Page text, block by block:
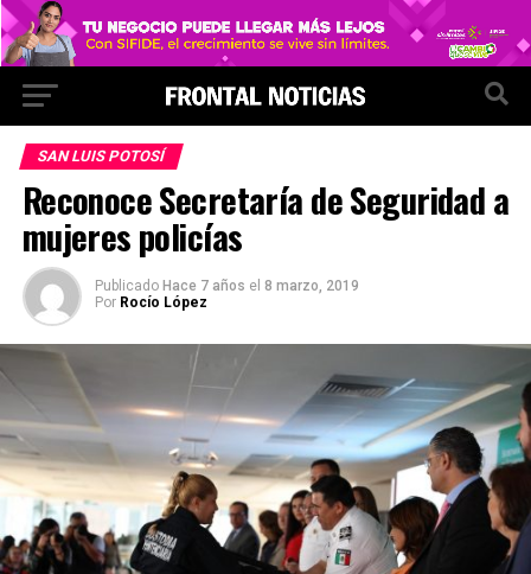
SAN LUIS POTOSÍ
Reconoce Secretaría de Seguridad a
mujeres policías
Publicado Hace 7 años el 8 marzo, 2019
Por Rocío López